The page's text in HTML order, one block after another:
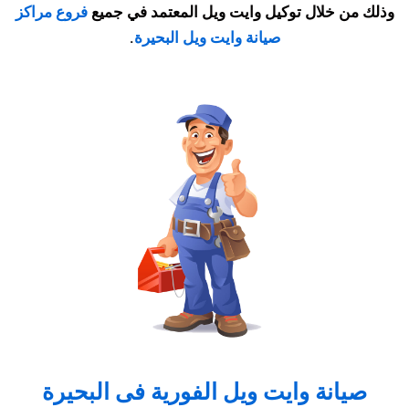
وذلك من خلال توكيل وايت ويل المعتمد في جميعفروع مراكز
صيانة وايت ويل البحيرة.
صيانة وايت ويل الفورية فى البحيرة